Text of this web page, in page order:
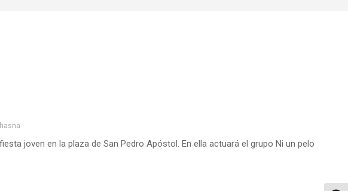
joven en la plaza de San Pedro Apóstol. En ella actuará el grupo Ni un pelo